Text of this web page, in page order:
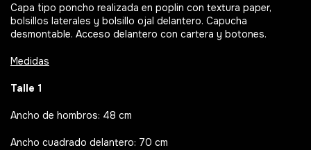
Capa tipo poncho realizada en poplin con textura paper,
bolsillos laterales y bolsillo ojal delantero. Capucha
desmontable. Acceso delantero con cartera y botones.
Medidas
Talle 1
Ancho de hombros: 48 cm
Ancho cuadrado delantero: 70 cm